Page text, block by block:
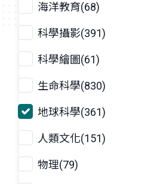
海洋教育(68)
科學攝影(391)
科學繪圖(61)
生命科學(830)
地球科學(361)
人類文化(151)
物理(79)